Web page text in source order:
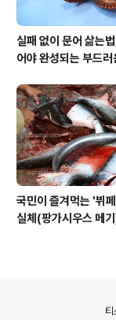
실패 없이 문어 삶는
어야 완성되는 부드러
국민이 즐겨먹는 '뷔
실체(팡가시우스 메
티